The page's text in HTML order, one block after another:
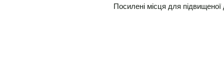
Посилені місця для підвищеної